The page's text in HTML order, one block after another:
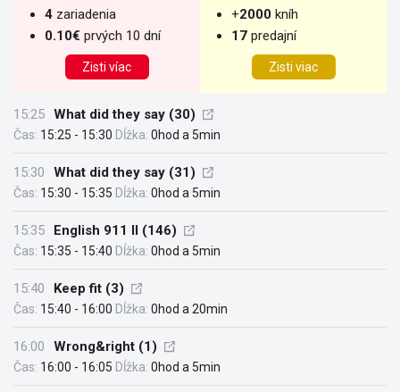
4 zariadenia
0.10€ prvých 10 dní
Zisti víac
+2000 kníh
17 predajní
Zisti viac
15:25 What did they say (30)
Čas: 15:25 - 15:30 Dĺžka: 0hod a 5min
15:30 What did they say (31)
Čas: 15:30 - 15:35 Dĺžka: 0hod a 5min
15:35 English 911 II (146)
Čas: 15:35 - 15:40 Dĺžka: 0hod a 5min
15:40 Keep fit (3)
Čas: 15:40 - 16:00 Dĺžka: 0hod a 20min
16:00 Wrong&right (1)
Čas: 16:00 - 16:05 Dĺžka: 0hod a 5min